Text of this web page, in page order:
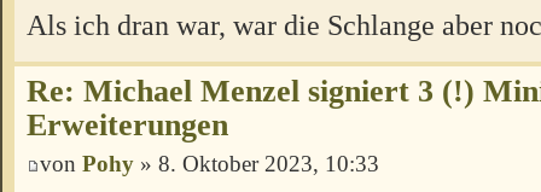
Als ich dran war, war die Schlange aber
Re: Michael Menzel signiert 3 (!)
Erweiterungen
von Pohy » 8. Oktober 2023, 10:33